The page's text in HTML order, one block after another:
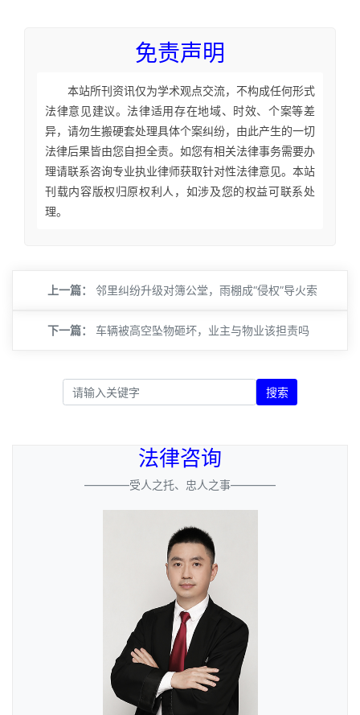
免责声明
本站所刊资讯仅为学术观点交流，不构成任何形式
法律意见建议。法律适用存在地域、时效、个案等差
异，请勿生搬硬套处理具体个案纠纷，由此产生的一切
法律后果皆由您自担全责。如您有相关法律事务需要办
理请联系咨询专业执业律师获取针对性法律意见。本站
刊载内容版权归原权利人，如涉及您的权益可联系处
理。
上一篇： 邻里纠纷升级对簿公堂，雨棚成“侵权”导火索
下一篇： 车辆被高空坠物砸坏，业主与物业该担责吗
搜索
法律咨询
————受人之托、忠人之事————